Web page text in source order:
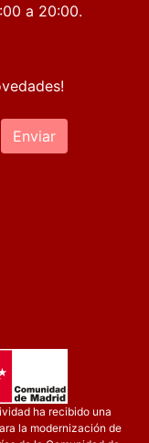
a 20:00.
Enviar
ha recibido una
la modernización de